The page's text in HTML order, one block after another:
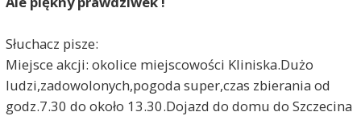
Słuchacz pisze:
Miejsce akcji: okolice miejscowości Kliniska.Dużo
ludzi,zadowolonych,pogoda super,czas zbierania od
godz.7.30 do około 13.30.Dojazd do domu do Szczecina